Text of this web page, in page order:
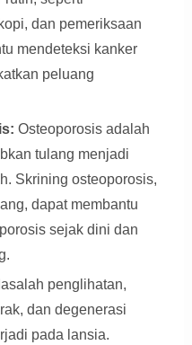
dan pemeriksaan
mendeteksi kanker
peluang
Osteoporosis adalah
tulang menjadi
Skrining osteoporosis,
dapat membantu
sejak dini dan
penglihatan,
dan degenerasi
pada lansia.